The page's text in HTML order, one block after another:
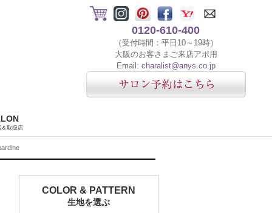
0120-610-400
（受付時間：平日10～19時）
大阪のお客さまご来店アポ用
Email: charalist@anys.co.jp
＆取扱店
COLOR & PATTERN
生地を選ぶ